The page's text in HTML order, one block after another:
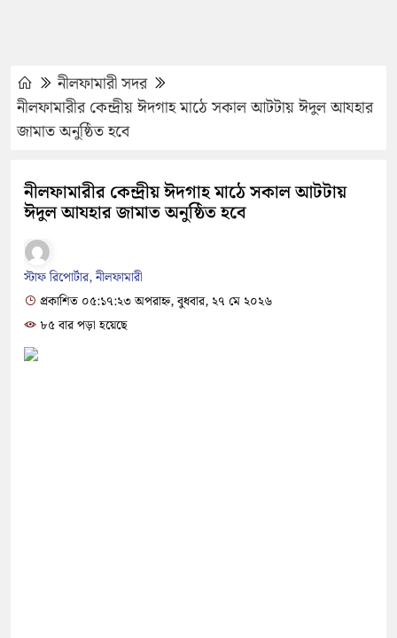
নীলফামারী সদর
নীলফামারীর কেন্দ্রীয় ঈদগাহ মাঠে সকাল আটটায় ঈদুল আযহার
জামাত অনুষ্ঠিত হবে
নীলফামারীর কেন্দ্রীয় ঈদগাহ মাঠে সকাল আটটায়
ঈদুল আযহার জামাত অনুষ্ঠিত হবে
স্টাফ রিপোর্টার, নীলফামারী
প্রকাশিত ০৫:১৭:২৩ অপরাহ্ন, বুধবার, ২৭ মে ২০২৬
৮৫ বার পড়া হয়েছে